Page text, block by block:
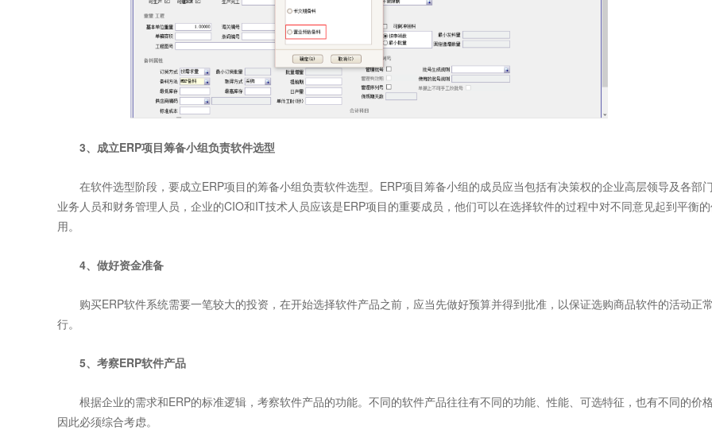
3、成立ERP项目筹备小组负责软件选型
在软件选型阶段，要成立ERP项目的筹备小组负责软件选型。ERP项目筹备小组的成员应当包括有决策权的企业高层领导及各部
业务人员和财务管理人员，企业的CIO和IT技术人员应该是ERP项目的重要成员，他们可以在选择软件的过程中对不同意见起到平衡
用。
4、做好资金准备
购买ERP软件系统需要一笔较大的投资，在开始选择软件产品之前，应当先做好预算并得到批准，以保证选购商品软件的活动正
行。
5、考察ERP软件产品
根据企业的需求和ERP的标准逻辑，考察软件产品的功能。不同的软件产品往往有不同的功能、性能、可选特征，也有不同的价格
因此必须综合考虑。